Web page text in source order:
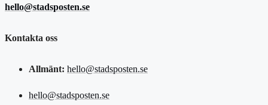
hello@stadsposten.se
Kontakta oss
Allmänt: hello@stadsposten.se
hello@stadsposten.se